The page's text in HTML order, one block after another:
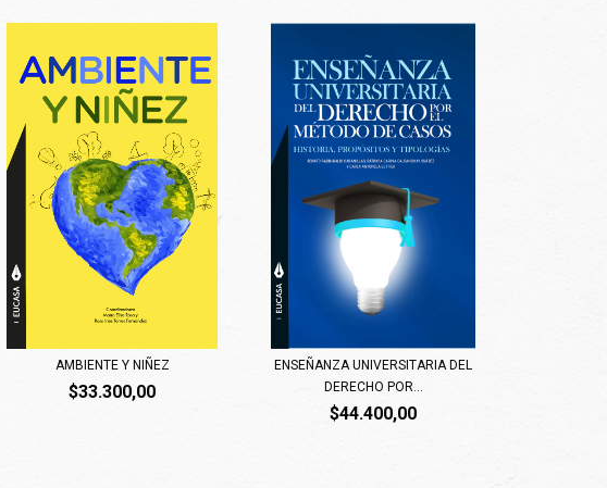
AMBIENTE Y NIÑEZ
$33.300,00
ENSEÑANZA UNIVERSITARIA DEL
DERECHO POR...
$44.400,00